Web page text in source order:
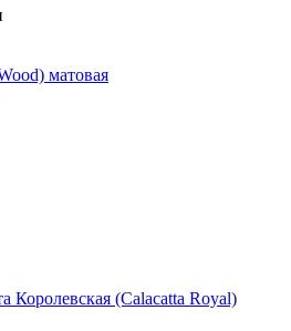
матовая
Королевская (Calacatta Royal)